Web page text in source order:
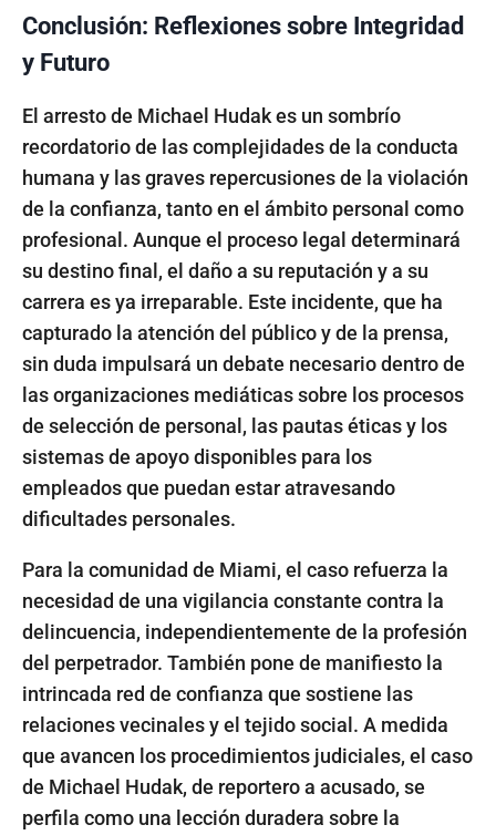
Conclusión: Reflexiones sobre Integridad
y Futuro
El arresto de Michael Hudak es un sombrío
recordatorio de las complejidades de la conducta
humana y las graves repercusiones de la violación
de la confianza, tanto en el ámbito personal como
profesional. Aunque el proceso legal determinará
su destino final, el daño a su reputación y a su
carrera es ya irreparable. Este incidente, que ha
capturado la atención del público y de la prensa,
sin duda impulsará un debate necesario dentro de
las organizaciones mediáticas sobre los procesos
de selección de personal, las pautas éticas y los
sistemas de apoyo disponibles para los
empleados que puedan estar atravesando
dificultades personales.
Para la comunidad de Miami, el caso refuerza la
necesidad de una vigilancia constante contra la
delincuencia, independientemente de la profesión
del perpetrador. También pone de manifiesto la
intrincada red de confianza que sostiene las
relaciones vecinales y el tejido social. A medida
que avancen los procedimientos judiciales, el caso
de Michael Hudak, de reportero a acusado, se
perfila como una lección duradera sobre la